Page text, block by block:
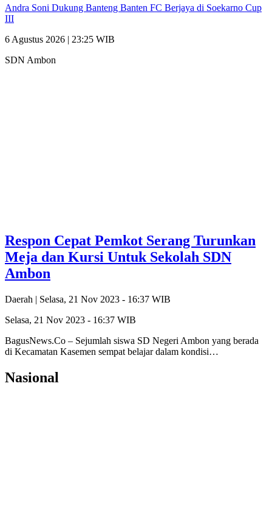
Andra Soni Dukung Banteng Banten FC Berjaya di Soekarno Cup
III
6 Agustus 2026 | 23:25 WIB
SDN Ambon
Respon Cepat Pemkot Serang Turunkan
Meja dan Kursi Untuk Sekolah SDN
Ambon
Daerah | Selasa, 21 Nov 2023 - 16:37 WIB
Selasa, 21 Nov 2023 - 16:37 WIB
BagusNews.Co – Sejumlah siswa SD Negeri Ambon yang berada
di Kecamatan Kasemen sempat belajar dalam kondisi…
Nasional